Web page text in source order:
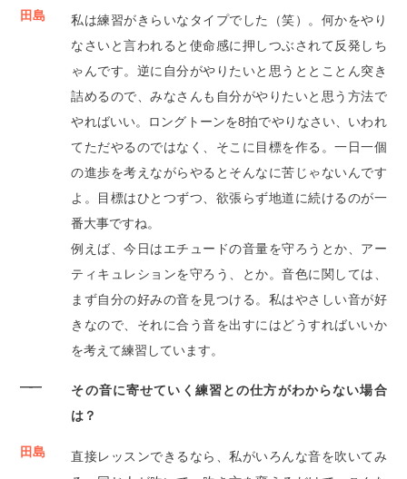
田島
私は練習がきらいなタイプでした（笑）。何かをやり
なさいと言われると使命感に押しつぶされて反発しち
ゃんです。逆に自分がやりたいと思うととことん突き
詰めるので、みなさんも自分がやりたいと思う方法で
やればいい。ロングトーンを8拍でやりなさい、いわれ
てただやるのではなく、そこに目標を作る。一日一個
の進歩を考えながらやるとそんなに苦じゃないんです
よ。目標はひとつずつ、欲張らず地道に続けるのが一
番大事ですね。
例えば、今日はエチュードの音量を守ろうとか、アー
ティキュレションを守ろう、とか。音色に関しては、
まず自分の好みの音を見つける。私はやさしい音が好
きなので、それに合う音を出すにはどうすればいいか
を考えて練習しています。
――
その音に寄せていく練習との仕方がわからない場合
は？
田島
直接レッスンできるなら、私がいろんな音を吹いてみ